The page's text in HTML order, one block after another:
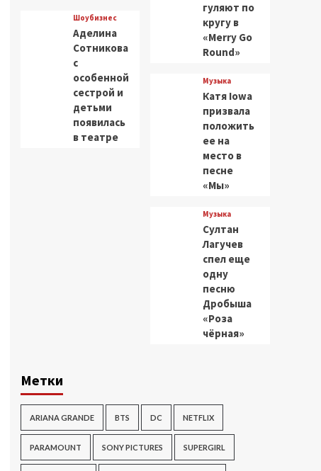
Шоубизнес
Аделина
Сотникова
с
особенной
сестрой и
детьми
появилась
в театре
гуляют по
кругу в
«Merry Go
Round»
Музыка
Катя Iowa
призвала
положить
ее на
место в
песне
«Мы»
Музыка
Султан
Лагучев
спел еще
одну
песню
Дробыша
«Роза
чёрная»
Метки
ARIANA GRANDE BTS DC NETFLIX
PARAMOUNT SONY PICTURES SUPERGIRL